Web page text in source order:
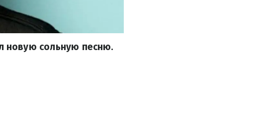
новую сольную песню.